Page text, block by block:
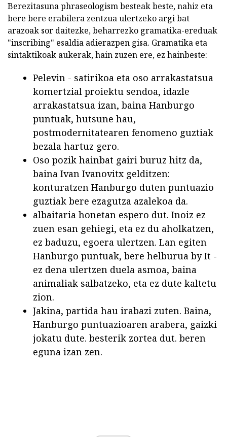
Berezitasuna phraseologism besteak beste, nahiz eta
bere bere erabilera zentzua ulertzeko argi bat
arazoak sor daitezke, beharrezko gramatika-ereduak
"inscribing" esaldia adierazpen gisa. Gramatika eta
sintaktikoak aukerak, hain zuzen ere, ez hainbeste:
Pelevin - satirikoa eta oso arrakastatsua
komertzial proiektu sendoa, idazle
arrakastatsua izan, baina Hanburgo
puntuak, hutsune hau,
postmodernitatearen fenomeno guztiak
bezala hartuz gero.
Oso pozik hainbat gairi buruz hitz da,
baina Ivan Ivanovitx gelditzen:
konturatzen Hanburgo duten puntuazio
guztiak bere ezagutza azalekoa da.
albaitaria honetan espero dut. Inoiz ez
zuen esan gehiegi, eta ez du aholkatzen,
ez baduzu, egoera ulertzen. Lan egiten
Hanburgo puntuak, bere helburua by It -
ez dena ulertzen duela asmoa, baina
animaliak salbatzeko, eta ez dute kaltetu
zion.
Jakina, partida hau irabazi zuten. Baina,
Hanburgo puntuazioaren arabera, gaizki
jokatu dute. besterik zortea dut. beren
eguna izan zen.